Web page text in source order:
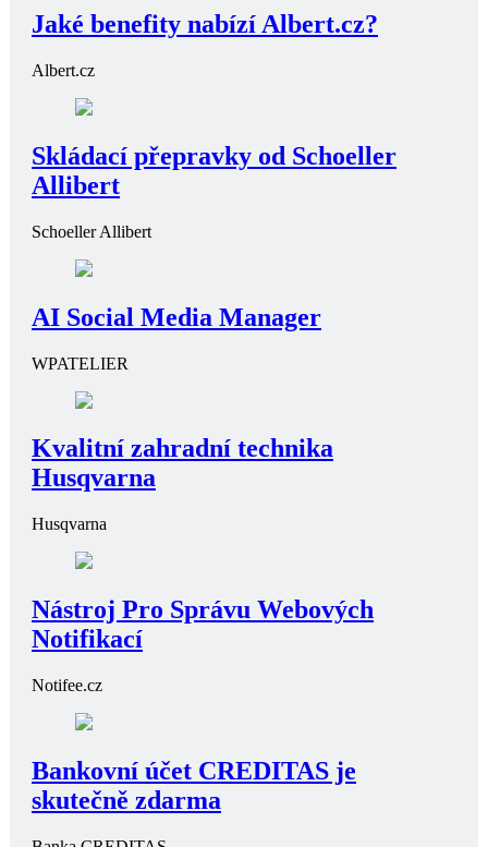
Jaké benefity nabízí Albert.cz?
Albert.cz
Skládací přepravky od Schoeller
Allibert
Schoeller Allibert
AI Social Media Manager
WPATELIER
Kvalitní zahradní technika
Husqvarna
Husqvarna
Nástroj Pro Správu Webových
Notifikací
Notifee.cz
Bankovní účet CREDITAS je
skutečně zdarma